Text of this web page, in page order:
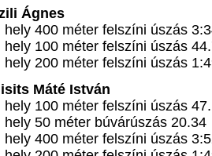
Ágnes
hely 400 méter felszíni úszás
hely 100 méter felszíni úszás
hely 200 méter felszíni úszás
Máté István
hely 100 méter felszíni úszás
hely 50 méter búvárúszás 20.34
hely 400 méter felszíni úszás